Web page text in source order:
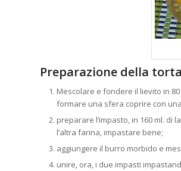
Preparazione della
Mescolare e fondere il lievito in
formare una sfera coprire con
preparare l’impasto, in 160 ml. di
l’altra farina, impastare bene;
aggiungere il burro morbido e
unire, ora, i due impasti